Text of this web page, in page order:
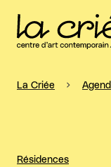
La Criée
Résidences